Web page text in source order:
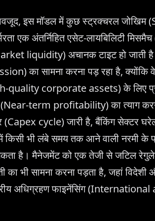
इस मॉडल में कुछ स्ट्रक्चरल जोखिम
एक अंतर्निहित एसेट-लायबिलिटी
liquidity) अचानक टाइट हो जाती
का सामना करना पड़ रहा है, क्योंकि वे
quality corporate assets) के लिए
(Near-term profitability) का त्याग
cycle) जारी है, बैंकिंग सेक्टर
में किसी भी लंबे समय तक आने वाली नरमी
है। मैनेजमेंट को एक तेजी से जटिल
का भी सामना करना पड़ता है, जहां
अधिग्रहण फाइनेंसिंग